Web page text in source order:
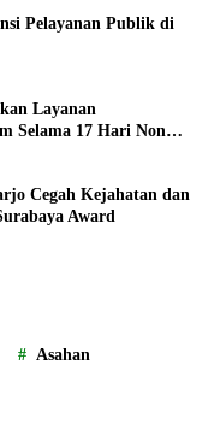
Pelayanan Publik di
Layanan
Selama 17 Hari Non
Cegah Kejahatan dan
Award
Asahan